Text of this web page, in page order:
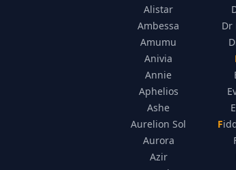
Alistar
Ambessa
Amumu
Anivia
Annie
Aphelios
Ashe
Aurelion Sol
Aurora
Azir
Dr